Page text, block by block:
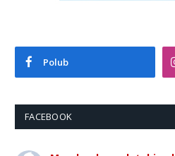
Polub
FACEBOOK